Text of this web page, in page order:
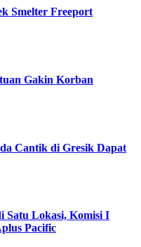
Smelter Freeport
Gakin Korban
Cantik di Gresik Dapat
Satu Lokasi, Komisi I
Pacific